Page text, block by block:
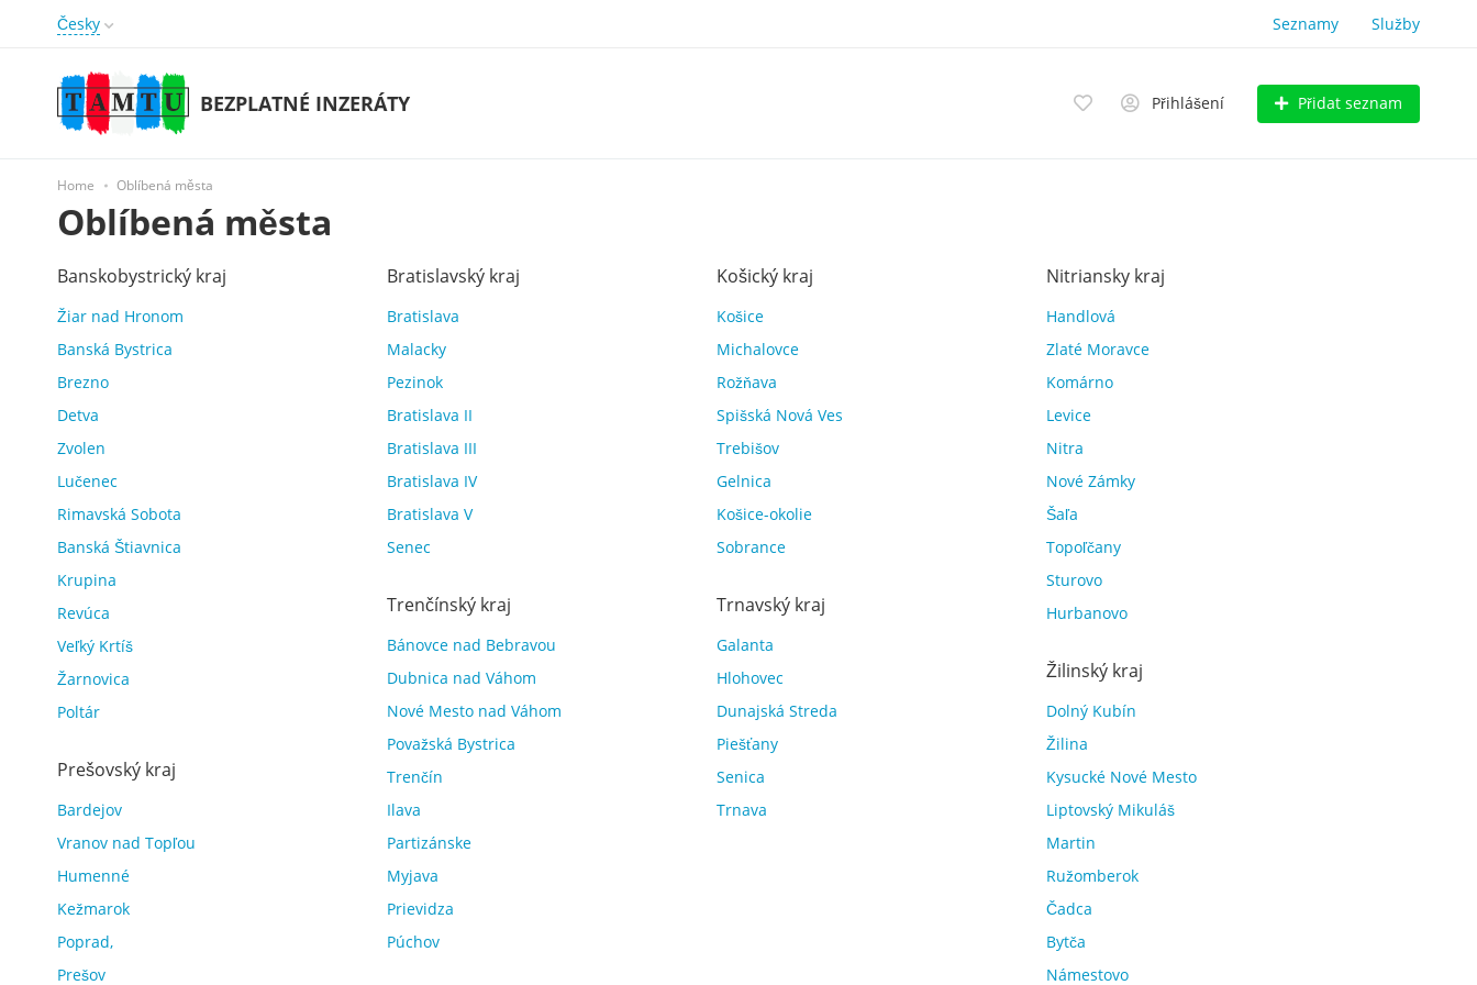
Česky Seznamy Služby
BEZPLATNÉ INZERÁTY Přihlášení Přidat seznam
Home Oblíbená města
Oblíbená města
Banskobystrický kraj
Žiar nad Hronom
Banská Bystrica
Brezno
Detva
Zvolen
Lučenec
Rimavská Sobota
Banská Štiavnica
Krupina
Revúca
Veľký Krtíš
Žarnovica
Poltár
Bratislavský kraj
Bratislava
Malacky
Pezinok
Bratislava II
Bratislava III
Bratislava IV
Bratislava V
Senec
Košický kraj
Košice
Michalovce
Rožňava
Spišská Nová Ves
Trebišov
Gelnica
Košice-okolie
Sobrance
Nitriansky kraj
Handlová
Zlaté Moravce
Komárno
Levice
Nitra
Nové Zámky
Šaľa
Topoľčany
Sturovo
Hurbanovo
Prešovský kraj
Bardejov
Vranov nad Topľou
Humenné
Kežmarok
Poprad,
Prešov
Trenčínský kraj
Bánovce nad Bebravou
Dubnica nad Váhom
Nové Mesto nad Váhom
Považská Bystrica
Trenčín
Ilava
Partizánske
Myjava
Prievidza
Púchov
Trnavský kraj
Galanta
Hlohovec
Dunajská Streda
Piešťany
Senica
Trnava
Žilinský kraj
Dolný Kubín
Žilina
Kysucké Nové Mesto
Liptovský Mikuláš
Martin
Ružomberok
Čadca
Bytča
Námestovo